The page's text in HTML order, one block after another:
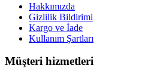
Hakkımızda
Gizlilik Bildirimi
Kargo ve İade
Kullanım Şartları
Müşteri hizmetleri